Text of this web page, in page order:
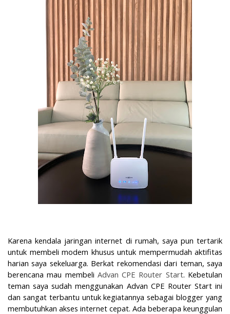
Karena kendala jaringan internet di rumah, saya pun tertarik
untuk membeli modem khusus untuk mempermudah aktifitas
harian saya sekeluarga. Berkat rekomendasi dari teman, saya
berencana mau membeli Advan CPE Router Start. Kebetulan
teman saya sudah menggunakan Advan CPE Router Start ini
dan sangat terbantu untuk kegiatannya sebagai blogger yang
membutuhkan akses internet cepat. Ada beberapa keunggulan